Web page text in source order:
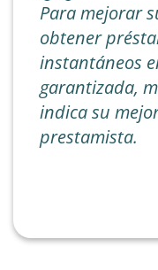
Para mejorar
obtener
instantáneos
garantizada,
indica su
prestamista.